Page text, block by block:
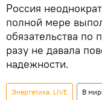
Россия
полной мере
обязательства по
разу не давала
надежности.
Энергетика. LIVE В